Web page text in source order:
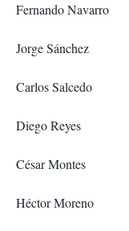
Fernando Navarro
Jorge Sánchez
Carlos Salcedo
Diego Reyes
César Montes
Héctor Moreno